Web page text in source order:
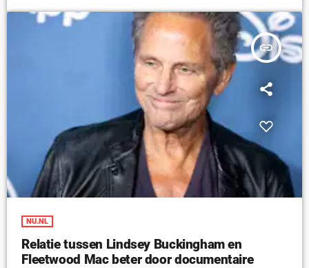
insert_link
NU.NL
Relatie tussen Lindsey Buckingham en
Fleetwood Mac beter door documentaire